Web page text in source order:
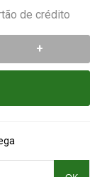
de crédito
+